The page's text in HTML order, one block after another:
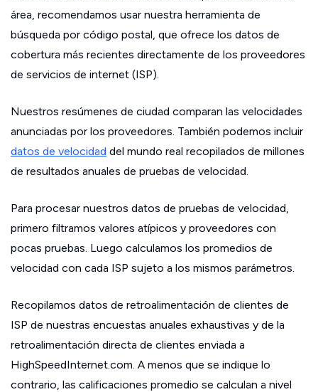
área, recomendamos usar nuestra herramienta de
búsqueda por código postal, que ofrece los datos de
cobertura más recientes directamente de los proveedores
de servicios de internet (ISP).
Nuestros resúmenes de ciudad comparan las velocidades
anunciadas por los proveedores. También podemos incluir
datos de velocidad del mundo real recopilados de millones
de resultados anuales de pruebas de velocidad.
Para procesar nuestros datos de pruebas de velocidad,
primero filtramos valores atípicos y proveedores con
pocas pruebas. Luego calculamos los promedios de
velocidad con cada ISP sujeto a los mismos parámetros.
Recopilamos datos de retroalimentación de clientes de
ISP de nuestras encuestas anuales exhaustivas y de la
retroalimentación directa de clientes enviada a
HighSpeedInternet.com. A menos que se indique lo
contrario, las calificaciones promedio se calculan a nivel